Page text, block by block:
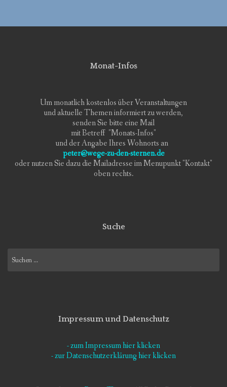
Monat-Infos
Um monatlich kostenlos über Veranstaltungen
und aktuelle Themen informiert zu werden,
senden Sie bitte eine Mail
mit Betreff "Monats-Infos"
und der Angabe Ihres Wohnorts an
peter@wege-zu-den-sternen.de
oder nutzen Sie dazu die Mailadresse im Menupunkt "Kontakt"
oben rechts.
Suche
Impressum und Datenschutz
- zum Impressum hier klicken
- zur Datenschutzerklärung hier klicken